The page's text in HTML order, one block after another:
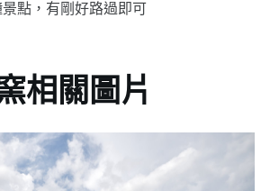
點，有剛好路過即可
相關圖片